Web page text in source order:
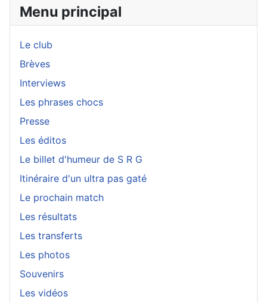
Menu principal
Le club
Brèves
Interviews
Les phrases chocs
Presse
Les éditos
Le billet d'humeur de S R G
Itinéraire d'un ultra pas gaté
Le prochain match
Les résultats
Les transferts
Les photos
Souvenirs
Les vidéos